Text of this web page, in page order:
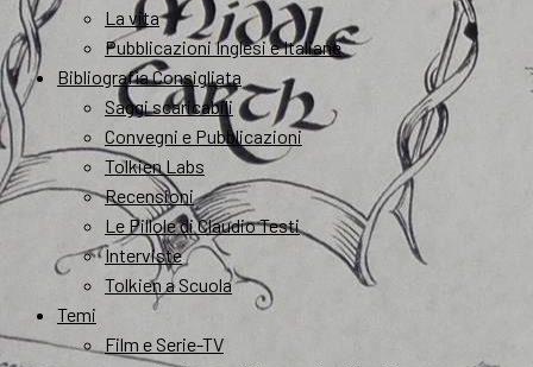
La vita
Pubblicazioni Inglesi e Italiane
Bibliografia Consigliata
Saggi scaricabili
Convegni e Pubblicazioni
Tolkien Labs
Recensioni
Le Pillole di Claudio Testi
Interviste
Tolkien a Scuola
Temi
Film e Serie-TV